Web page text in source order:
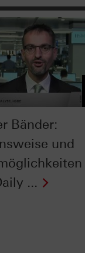
Bänder:
und
...